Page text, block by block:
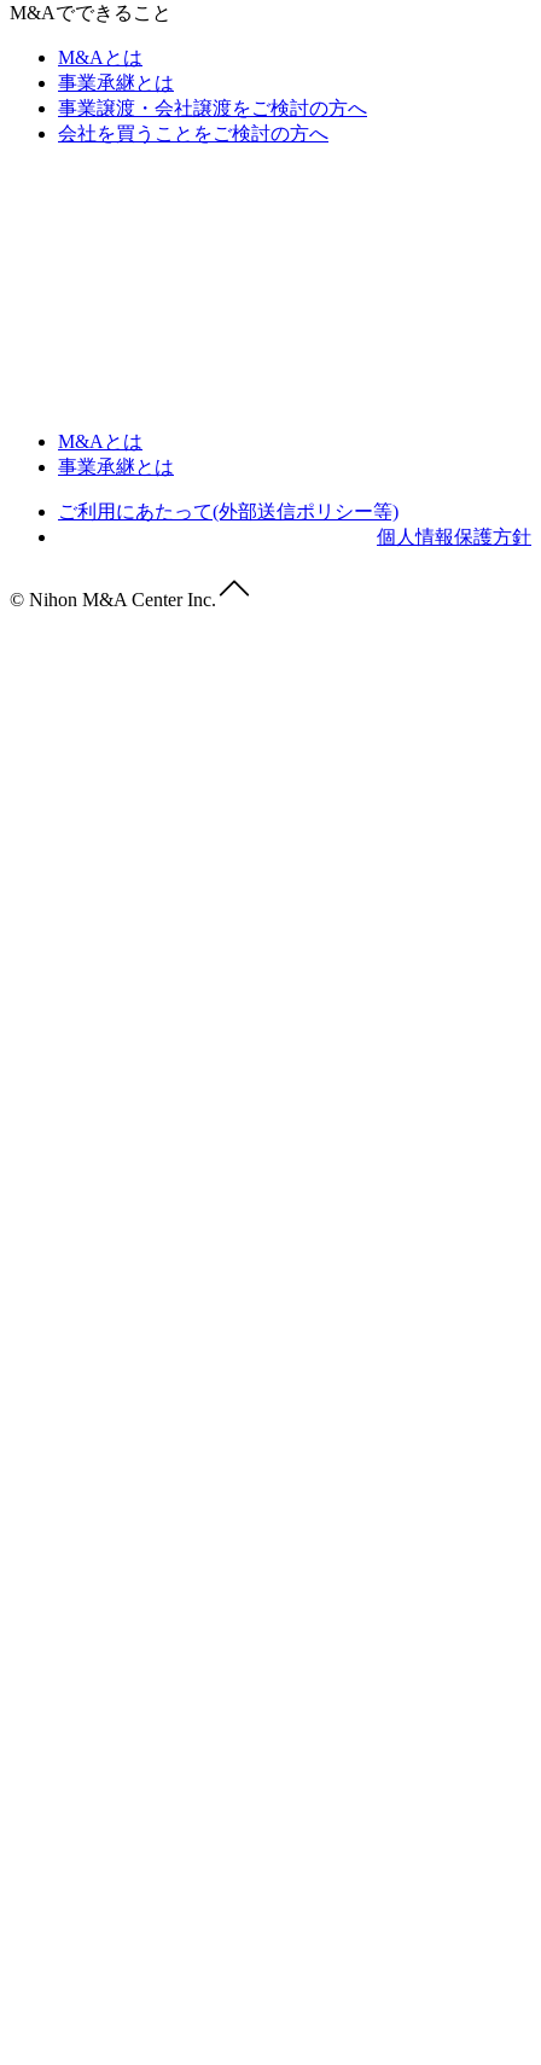
M&Aでできること
M&Aとは
事業承継とは
事業譲渡・会社譲渡をご検討の方へ
会社を買うことをご検討の方へ
M&Aとは
事業承継とは
ご利用にあたって(外部送信ポリシー等)
個人情報保護方針
© Nihon M&A Center Inc.